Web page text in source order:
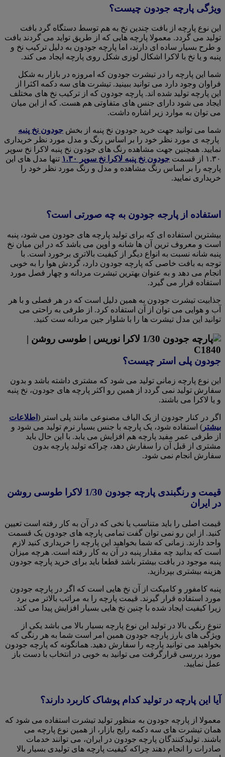
ویژگی پارچه جودون چیست؟
این نوع پارچه از بافت چندین نخ به هم توسط دستگاه گرد بافت
تولید می گردد. معمولا پارچه هایی که از طریق تواید می گردند بافت
و طرح بسیار ساده ای دارند، اما پارچه جودون به دلیل ترکیب نخ و
پنبه و یا نخ با لاکرا اشکال لوزی شکل روی پارچه ایجاد می کند.
شما این پارچه را در تیشرت جودون که امروزه در بازار به شکل
فراوان وجود دارد می توانید ببینید. تیشرت های سه دکمه اکثرا از
این پارچه تولید شده اند. پارچه جودون که از ترکیب نخ های مختلف
ایجاد می شود دارای جنس های متفاوتی هم هست. که از این میان
می توان به موارد زیر اشاره داشت.
شما می توانید جهت خرید جودون نخ پنبه از بخش جودون نخ پنبه
پارچه ی مورد نظر خود را بر اساس رنگ و مدل مورد نظر خریداری
نمایید. همچنین جهت مشاهده رنگ های جودون نخ پنبه لاکرا نخ سوپر
۱.۳۰ از قسمت
جودون نخ پنبه لاکرا نخ سوپر ۱.۳۰
تنها مدل های این
پارچه را بر اساس رنگ مشاهده و مدل و رنگ مورد نظر خود را
خریداری نمایید.
استفاده از پارجه جودون به چه صورتی است؟
بیشترین استفاده ای که برای تولید پارچه های جودون می شود، پنبه
است و معروف ترین آن ها شانه و اوپن می باشد که در این میان نخ
پنبه شانه نسبت به انواع دیگر از کیفیت بالاتری برخورد است. با
توجه به بافت خاصی که پارچه جودون دارد، گردش هوا را به خوبی
انجام می دهد و به عنوان بهترین تیشرت مردانه و چهار فصل مورد
استفاده قرار می گیرد.
جذابیت تیشرت جودون به همین دلیل است که در هر فصلی و با هر
آب و‌ هوایی می توان از آن استفاده کرد. از طرفی به راحتی می
توانید این مدل تیشرت ها را با شلوار جین مردانه ست کنید.
جودون پلی استر چیست؟
این نوع پارچه زمانی تولید می شود که مشتری داشته باشد و بدون
سفارش تولید نمی گردد از همین رو اکثر پارچه های جودون، نخ پنبه
و یا لاکرا می باشند.
اگر در کنار جودون از یک الیاف مصنوعی مانند پلی استر ( اطلاعات
بیشتر ) استفاده شود، یک پارچه با جنس بسیار نرم تولید می شود و
از طرفی عمر مفید پارچه هم افزایش می یابد. با این حال باید
مشتری از قبل آن را سفارش دهد، چراکه تولید پارچه بدون
سفارش انجام نمی شود.
قیمت و رنگبندی پارچه جودون 1/30 لاکرا طوسی روشن
در ایران
قیمت اصلی را باید متناسب یا نخی که در آن به کار رفته است تعیین
کنید. از این رو نمی توان گفت تمامی پارچه های جودون یک قسمت
واحد دارند. زمانی که شما بخواهید این پارچه را خریداری کنید لازم
است که بدانید چه مقدار پنبه در آن به کار رفته است. هرچه میزان
پنبه موجود در بافت بیشتر باشد قطعا باید برای خرید پارچه جودون
هزینه بیشتری بپردازید.
پنبه کامفور و‌ کامپکت از آن نخ هایی است که اگر در پارچه جودون
مورد استفاده قرار گیرند. قیمت پارچه را به مراتب بالاتر می برد
زیرا کیفیت ایجاد شده با چنین نخ هایی بسیار افزایش پیدا می کند.
تنوع رنگی بالا در تولید این نوع پارچه بسیار بالا می باشد یکی از
ویژگی های بارز پارچه جودون همین امر است شما به هر رنگی که
بخواهید می توانید پارچه را سفارش دهید. همانگونه که پارچه جودون
مورد بررسی قرارگرفت می توانید به خوبی در انتخاب با دست باز
عمل نمایید.
آیا این پارچه در تولید کدام پوشاک کاربرد دارند؟
معمولا از پارچه جودون به منظور تولید تیشرت استفاده می شود که
همان تیشرت های سه دکمه رایج بازار، از همین نوع پارچه می
باشند. تولیدکنندگان پارچه جودون در ایران، می توانند خدمات
صادرات را انجام دهند چراکه کیفیت پارچه های تولیدی بسیار بالا